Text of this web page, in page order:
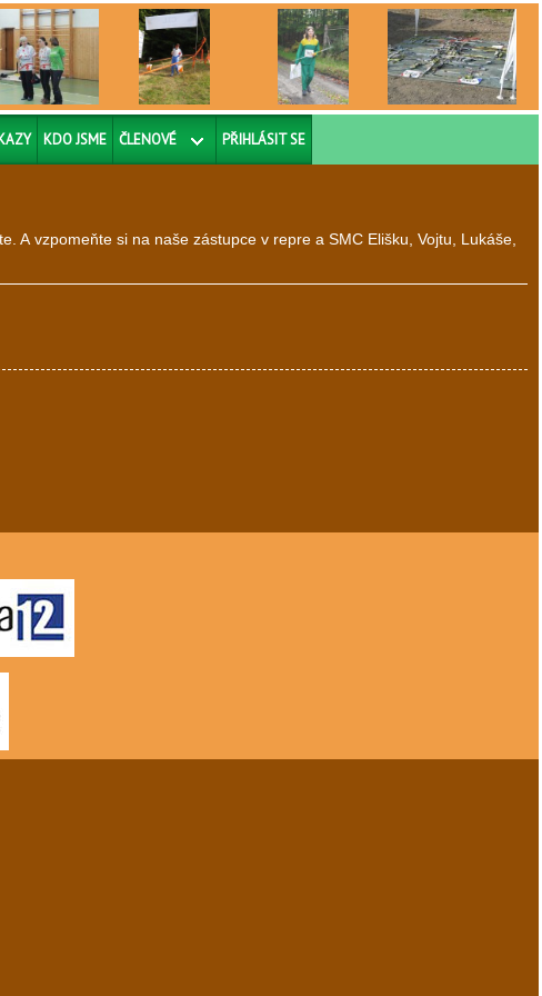
KDO JSME ČLENOVÉ PŘIHLÁSIT SE
A vzpomeňte si na naše zástupce v repre a SMC Elišku, Vojtu, Lukáše,